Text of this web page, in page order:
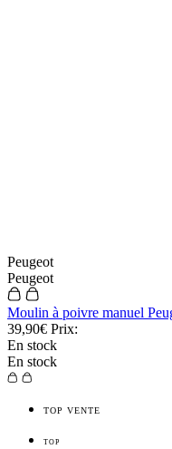
Peugeot
Peugeot
Moulin à poivre manuel
39,90€ Prix:
En stock
En stock
TOP VENTE
TOP